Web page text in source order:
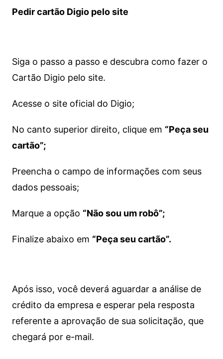
Pedir cartão Digio pelo site
Siga o passo a passo e descubra como fazer o
Cartão Digio pelo site.
Acesse o site oficial do Digio;
No canto superior direito, clique em “Peça seu
cartão”;
Preencha o campo de informações com seus
dados pessoais;
Marque a opção “Não sou um robô”;
Finalize abaixo em “Peça seu cartão”.
Após isso, você deverá aguardar a análise de
crédito da empresa e esperar pela resposta
referente a aprovação de sua solicitação, que
chegará por e-mail.